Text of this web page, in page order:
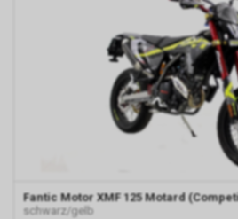
Fantic Motor XMF 125 Motard
schwarz/gelb